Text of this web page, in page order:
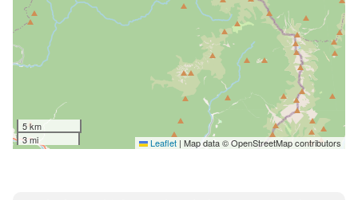
5 km
3 mi
Leaflet | Map data © OpenStreetMap contributors